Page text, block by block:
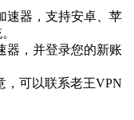
速器，支持安卓、苹
器，并登录您的新账
，可以联系老王VPN